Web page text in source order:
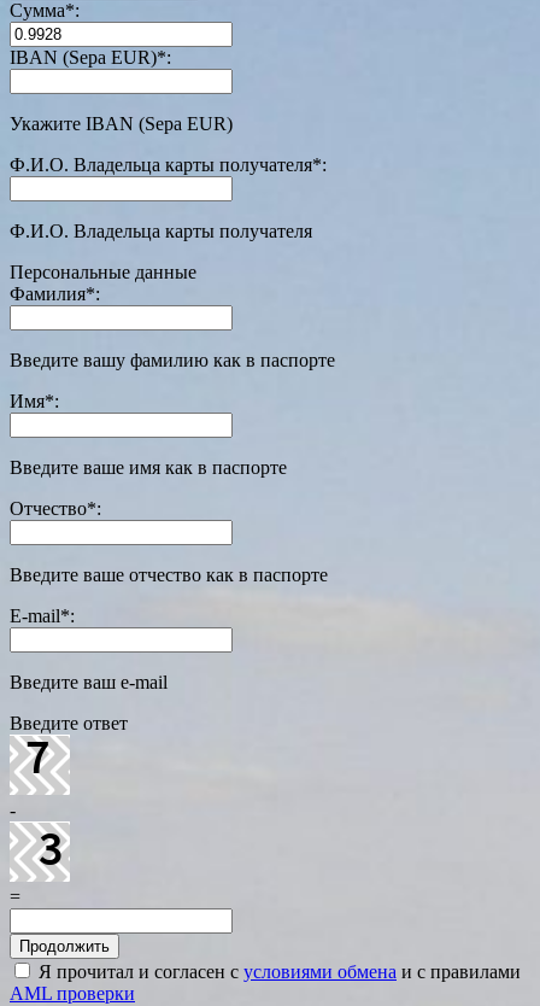
Сумма*:
IBAN (Sepa EUR)*:
Укажите IBAN (Sepa EUR)
Ф.И.О. Владельца карты получателя*:
Ф.И.О. Владельца карты получателя
Персональные данные
Фамилия*:
Введите вашу фамилию как в паспорте
Имя*:
Введите ваше имя как в паспорте
Отчество*:
Введите ваше отчество как в паспорте
E-mail*:
Введите ваш e-mail
Введите ответ
-
=
Я прочитал и согласен с условиями обмена и с правилами
AML проверки